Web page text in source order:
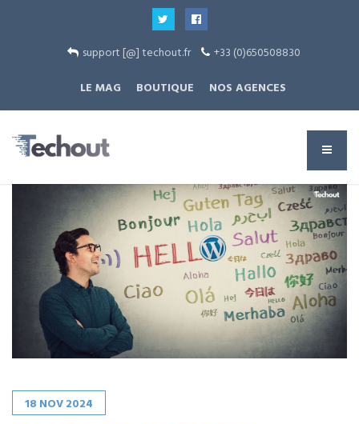
support [@] techout.fr
+33 (0)650508830
LE MAG
BOUTIQUE NOS AGENCES
18 NOV2024